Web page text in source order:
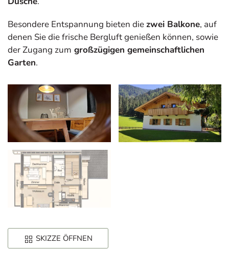
Besondere Entspannung bieten diezwei Balkone, auf
denen Sie die frische Bergluft genießen können, sowie
der Zugang zum großzügigen gemeinschaftlichen
Garten.
SKIZZE ÖFFNEN